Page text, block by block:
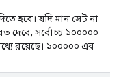
হবে। যদি মান সেট না
দেবে, সর্বোচ্চ ১০০০০০
রয়েছে। ১০০০০০ এর